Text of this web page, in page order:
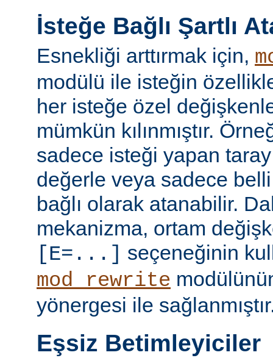
İsteğe Bağlı Şartlı
Esnekliği arttırmak için,
modülü ile isteğin
her isteğe özel
mümkün kılınmıştır.
sadece isteği yapan
değerle veya sadece belli
bağlı olarak atanabilir.
mekanizma, ortam
[E=...] seçeneğinin
mod_rewrite
yönergesi ile
Eşsiz Betimleyiciler